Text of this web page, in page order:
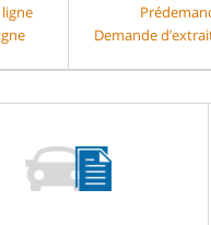
Demande